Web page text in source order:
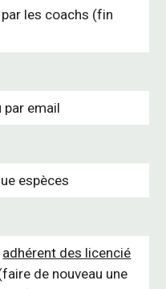
les coachs (fin
par email
espèces
adhérent des licencié
de nouveau une